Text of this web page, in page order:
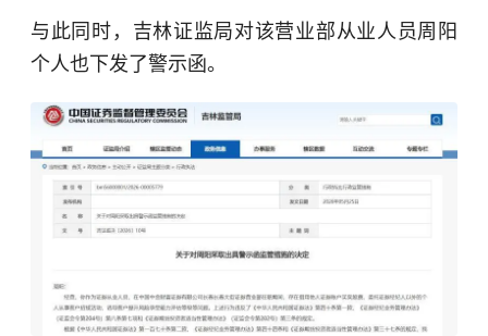
与此同时，吉林证监局对该营业部从业人员周阳
个人也下发了警示函。